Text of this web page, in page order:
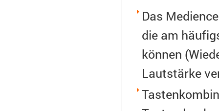
Das
die am
können
Lautstärke